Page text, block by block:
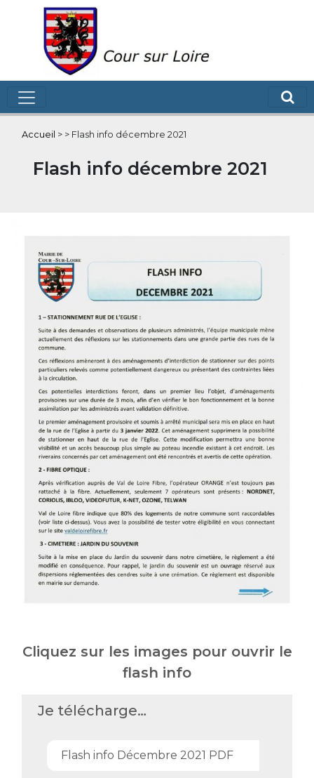
Accueil > > Flash info décembre 2021
Flash info décembre 2021
Cliquez sur les images pour ouvrir le
flash info
Je télécharge…
Flash info Décembre 2021 PDF